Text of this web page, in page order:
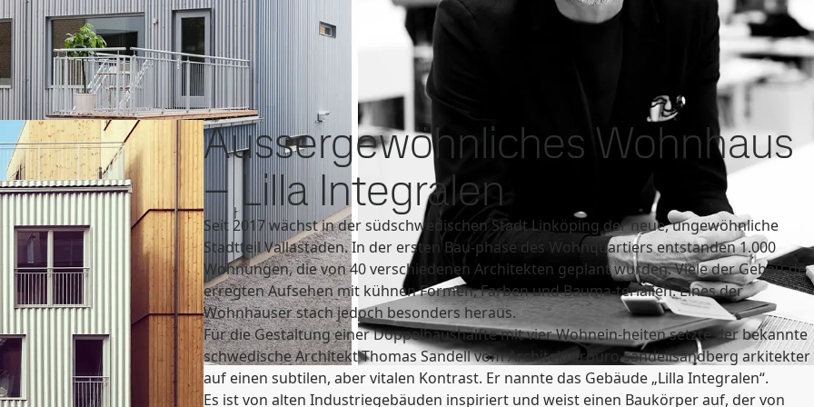
Search
Aussergewöhnliches Wohnhaus
– Lilla Integralen
Seit 2017 wächst in der südschwedischen Stadt Linköping der neue, ungewöhnliche
Stadtteil Vallastaden. In der ersten Bau-phase des Wohnquartiers entstanden 1.000
Wohnungen, die von 40 verschiedenen Architekten geplant wurden. Viele der Gebäu-de
erregten Aufsehen mit kühnen Formen, Farben und Bauma-terialien. Eines der
Wohnhäuser stach jedoch besonders heraus.
Für die Gestaltung einer Doppelhaushälfte mit vier Wohnein-heiten setzte der bekannte
schwedische Architekt Thomas Sandell vom Architekturbüro sandellsandberg arkitekter
auf einen subtilen, aber vitalen Kontrast. Er nannte das Gebäude „Lilla Integralen“.
Es ist von alten Industriegebäuden inspiriert und weist einen Baukörper auf, der von